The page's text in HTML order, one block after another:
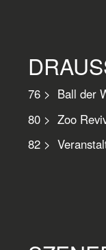
76 > Ball der
80 > Zoo
82 >